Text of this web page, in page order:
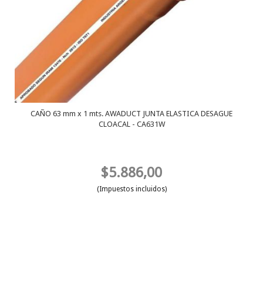
CAÑO 63 mm x 1 mts. AWADUCT JUNTA ELASTICA DESAGUE
CLOACAL - CA631W
$5.886,00
(Impuestos incluidos)